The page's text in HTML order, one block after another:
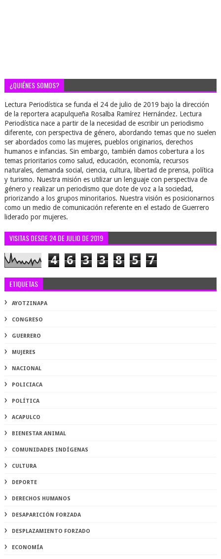
¿QUIÉNES SOMOS?
Lectura Periodística se funda el 24 de julio de 2019 bajo la dirección
de la reportera acapulqueña Rosalba Ramírez Hernández. Lectura
Periodística nace a partir de la necesidad de escribir un periodismo
diferente, con perspectiva de género, abordando temas que no suelen
ser abordados como las mujeres, pueblos originarios, derechos
humanos e infancias. Sin embargo, también damos cobertura a los
temas prioritarios como salud, educación, economía, recursos
naturales, demanda social, ciencia, cultura, libertad de prensa, política
y turismo. Nuestra misión es utilizar un lenguaje con perspectiva de
género y realizar un periodismo que dote de voz a la sociedad,
priorizando a los grupos minoritarios. Nuestra visión es posicionarnos
como un medio de comunicación referente en el estado de Guerrero
liderado por mujeres.
VISITAS DESDE 24 DE JULIO DE 2019
4 6 3 3 8 5 7
ETIQUETAS
AYOTZINAPA
CONGRESO
GUERRERO
MUJERES
NACIONAL
POLICIACA
POLÍTICA
ACAPULCO
BIENESTAR ANIMAL
COMUNIDADES INDÍGENAS
CULTURA
DEPORTE
DERECHOS HUMANOS
DESAPARICIÓN FORZADA
DESPLAZAMIENTO FORZADO
ECONOMÍA